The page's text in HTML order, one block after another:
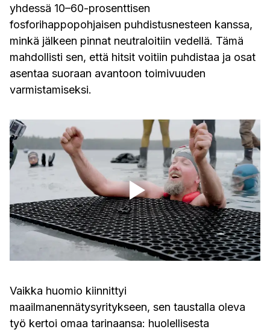
yhdessä 10–60-prosenttisen
fosforihappopohjaisen puhdistusnesteen kanssa,
minkä jälkeen pinnat neutraloitiin vedellä. Tämä
mahdollisti sen, että hitsit voitiin puhdistaa ja osat
asentaa suoraan avantoon toimivuuden
varmistamiseksi.
Vaikka huomio kiinnittyi
maailmanennätysyritykseen, sen taustalla oleva
työ kertoi omaa tarinaansa: huolellisesta